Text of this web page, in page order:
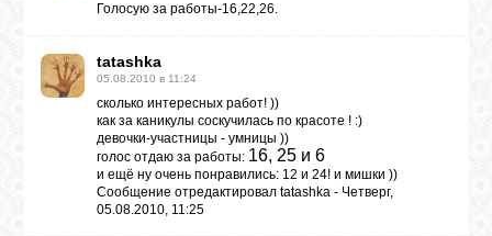
FACEBOOK
Голосую за работы-16,22,26.
tatashka
05.08.2010 в 11:24
сколько интересных работ! ))
как за каникулы соскучилась по красоте ! :)
девочки-участницы - умницы ))
голос отдаю за работы: 16, 25 и 6
и ещё ну очень понравились: 12 и 24! и мишки ))
Сообщение отредактировал tatashka - Четверг,
05.08.2010, 11:25